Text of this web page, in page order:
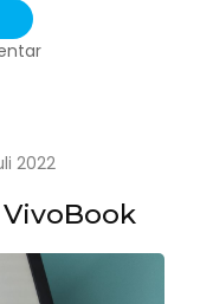
zu
Jahressicherung
2022
VivoBook